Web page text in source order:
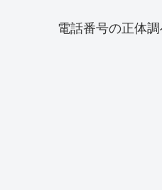
電話番号の正体